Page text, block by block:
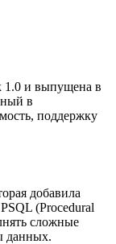
1.0 и выпущена в
в
поддержку
добавила
(Procedural
сложные
данных.